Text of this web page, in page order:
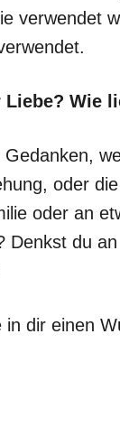
verwendet
Wie
oder
oder an
du
dir einen